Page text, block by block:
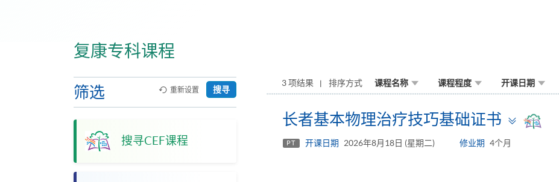
复康专科课程
筛选
搜寻CEF课程
重新设置 搜寻
3 项结果 排序方式 课程名称 课程程度 开课日期
长者基本物理治疗技巧基础证书
Toggle
PT 开课日期 2026年8月18日 (星期二) 修业期 4个月